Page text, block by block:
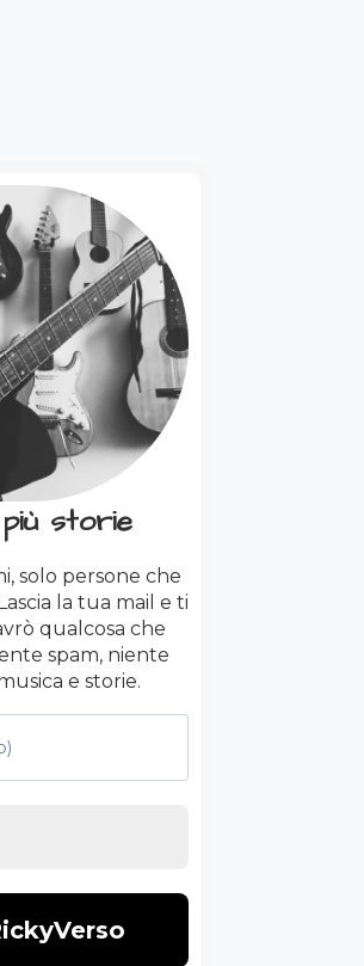
storie
solo persone che
la tua mail e ti
qualcosa che
spam, niente
e storie.